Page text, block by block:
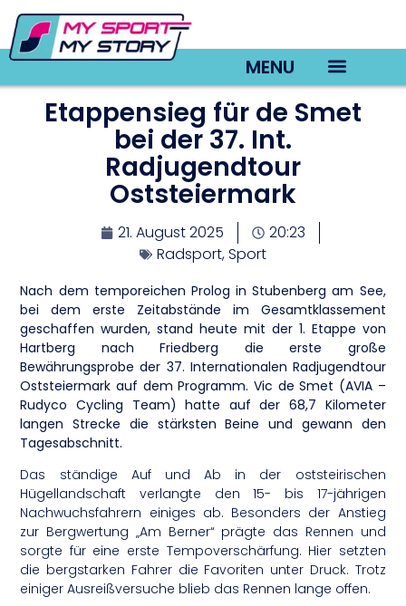
MENU
Etappensieg für de Smet
bei der 37. Int.
Radjugendtour
Oststeiermark
21. August 2025
20:23
Radsport,Sport
Nach dem temporeichen Prolog in Stubenberg am See,
bei dem erste Zeitabstände im Gesamtklassement
geschaffen wurden, stand heute mit der 1. Etappe von
Hartberg nach Friedberg die erste große
Bewährungsprobe der 37. Internationalen Radjugendtour
Oststeiermark auf dem Programm. Vic de Smet (AVIA –
Rudyco Cycling Team) hatte auf der 68,7 Kilometer
langen Strecke die stärksten Beine und gewann den
Tagesabschnitt.
Das ständige Auf und Ab in der oststeirischen
Hügellandschaft verlangte den 15- bis 17-jährigen
Nachwuchsfahrern einiges ab. Besonders der Anstieg
zur Bergwertung „Am Berner“ prägte das Rennen und
sorgte für eine erste Tempoverschärfung. Hier setzten
die bergstarken Fahrer die Favoriten unter Druck. Trotz
einiger Ausreißversuche blieb das Rennen lange offen.